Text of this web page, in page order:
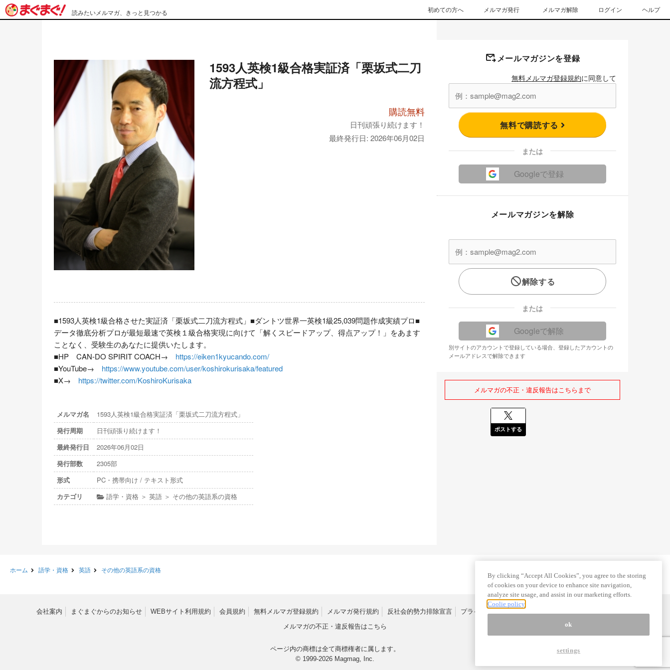
読みたいメルマガ、きっと見つかる 初めての方へ メルマガ発行 メルマガ解除 ログイン ヘルプ
1593人英検1級合格実証済「栗坂式二刀
流方程式」
購読無料
日刊頑張り続けます！
最終発行日: 2026年06月02日
■1593人英検1級合格させた実証済「栗坂式二刀流方程式」■ダントツ世界一英検1級25,039問題作成実績プロ■
データ徹底分析プロが最短最速で英検１級合格実現に向けて「解くスピードアップ、得点アップ！」をあます
ことなく、受験生のあなたに提供いたします。
■HP　CAN-DO SPIRIT COACH→ https://eiken1kyucando.com/
■YouTube→ https://www.youtube.com/user/koshirokurisaka/featured
■X→ https://twitter.com/KoshiroKurisaka
メルマガ名
1593人英検1級合格実証済「栗坂式二刀流方程式」
発行周期
日刊頑張り続けます！
最終発行日
2026年06月02日
発行部数
2305部
形式
PC・携帯向け / テキスト形式
カテゴリ
語学・資格 ＞ 英語 ＞ その他の英語系の資格
メールマガジンを登録
無料メルマガ登録規約に同意して
無料で購読する
または
Googleで登録
メールマガジンを解除
解除する
または
Googleで解除
別サイトのアカウントで登録している場合、登録したアカウントの
メールアドレスで解除できます
メルマガの不正・違反報告はこちらまで
ポストする
ホーム 語学・資格 英語 その他の英語系の資格
会社案内 まぐまぐからのお知らせ WEBサイト利用規約 会員規約 無料メルマガ登録規約 メルマガ発行規約 反社会的勢力排除宣言 プライバシーポリシー
メルマガの不正・違反報告はこちら
ページ内の商標は全て商標権者に属します。
© 1999-2026 Magmag, Inc.
By clicking “Accept All Cookies”, you agree to the storing
of cookies on your device to enhance site navigation,
analyze site usage, and assist in our marketing efforts.
Coolie policy
ok
settings